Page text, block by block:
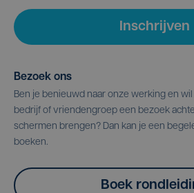
Inschrijven
Bezoek ons
Ben je benieuwd naar onze werking en
bedrijf of vriendengroep een bezoek
schermen brengen? Dan kan je een
boeken.
Boek